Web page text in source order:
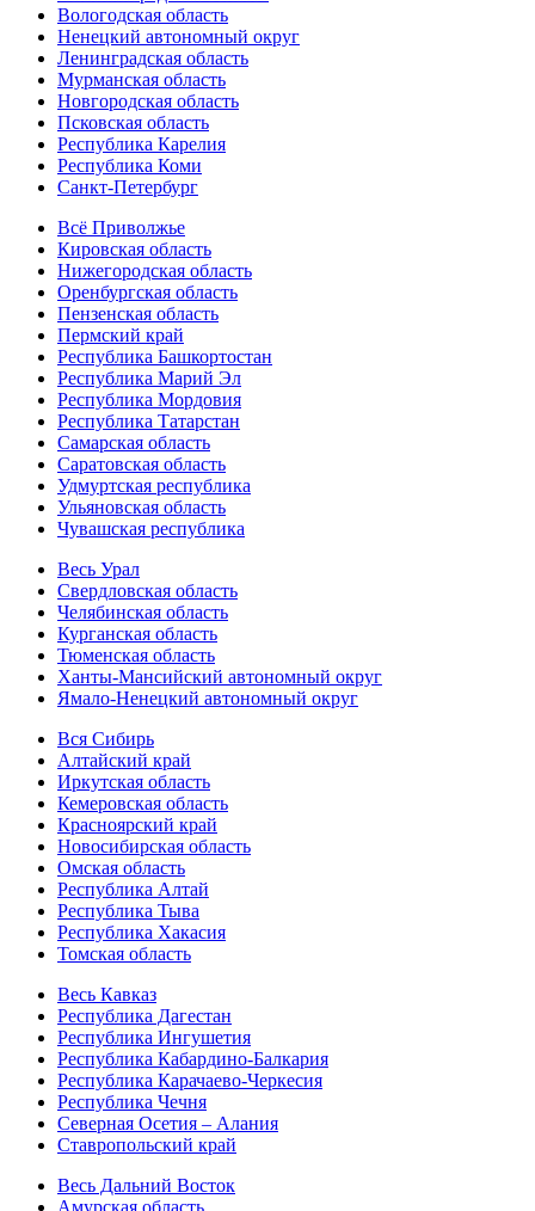
Вологодская область
Ненецкий автономный округ
Ленинградская область
Мурманская область
Новгородская область
Псковская область
Республика Карелия
Республика Коми
Санкт-Петербург
Всё Приволжье
Кировская область
Нижегородская область
Оренбургская область
Пензенская область
Пермский край
Республика Башкортостан
Республика Марий Эл
Республика Мордовия
Республика Татарстан
Самарская область
Саратовская область
Удмуртская республика
Ульяновская область
Чувашская республика
Весь Урал
Свердловская область
Челябинская область
Курганская область
Тюменская область
Ханты-Мансийский автономный округ
Ямало-Ненецкий автономный округ
Вся Сибирь
Алтайский край
Иркутская область
Кемеровская область
Красноярский край
Новосибирская область
Омская область
Республика Алтай
Республика Тыва
Республика Хакасия
Томская область
Весь Кавказ
Республика Дагестан
Республика Ингушетия
Республика Кабардино-Балкария
Республика Карачаево-Черкесия
Республика Чечня
Северная Осетия – Алания
Ставропольский край
Весь Дальний Восток
Амурская область